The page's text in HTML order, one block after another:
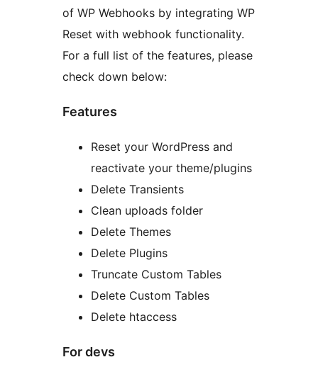
of WP Webhooks by integrating WP
Reset with webhook functionality.
For a full list of the features, please
check down below:
Features
Reset your WordPress and
reactivate your theme/plugins
Delete Transients
Clean uploads folder
Delete Themes
Delete Plugins
Truncate Custom Tables
Delete Custom Tables
Delete htaccess
For devs